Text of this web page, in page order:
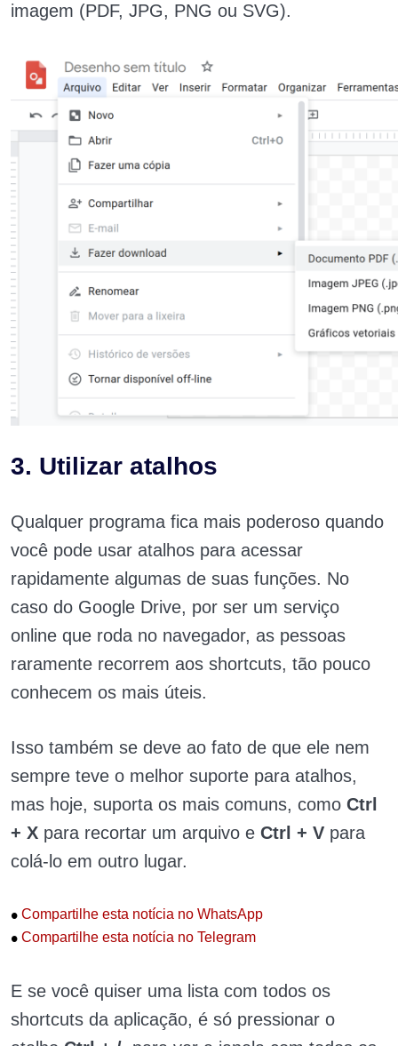
imagem (PDF, JPG, PNG ou SVG).
3. Utilizar atalhos
Qualquer programa fica mais poderoso quando
você pode usar atalhos para acessar
rapidamente algumas de suas funções. No
caso do Google Drive, por ser um serviço
online que roda no navegador, as pessoas
raramente recorrem aos shortcuts, tão pouco
conhecem os mais úteis.
Isso também se deve ao fato de que ele nem
sempre teve o melhor suporte para atalhos,
mas hoje, suporta os mais comuns, como Ctrl
+ X para recortar um arquivo e Ctrl + V para
colá-lo em outro lugar.
• Compartilhe esta notícia no WhatsApp
• Compartilhe esta notícia no Telegram
E se você quiser uma lista com todos os
shortcuts da aplicação, é só pressionar o